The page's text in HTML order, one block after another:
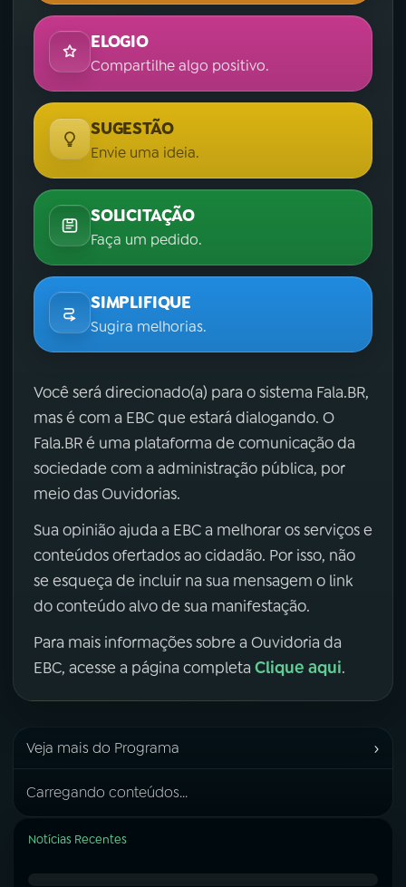
ELOGIO
Compartilhe algo positivo.
SUGESTÃO
Envie uma ideia.
SOLICITAÇÃO
Faça um pedido.
SIMPLIFIQUE
Sugira melhorias.
Você será direcionado(a) para o sistema Fala.BR,
mas é com a EBC que estará dialogando. O
Fala.BR é uma plataforma de comunicação da
sociedade com a administração pública, por
meio das Ouvidorias.
Sua opinião ajuda a EBC a melhorar os serviços e
conteúdos ofertados ao cidadão. Por isso, não
se esqueça de incluir na sua mensagem o link
do conteúdo alvo de sua manifestação.
Para mais informações sobre a Ouvidoria da
EBC, acesse a página completa Clique aqui.
Veja mais do Programa ›
Carregando conteúdos...
Notícias Recentes